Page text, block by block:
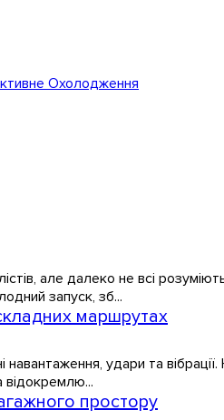
Охолодження
але далеко не всі
запуск, зб...
маршрутах
удари та
відокремлю...
простору